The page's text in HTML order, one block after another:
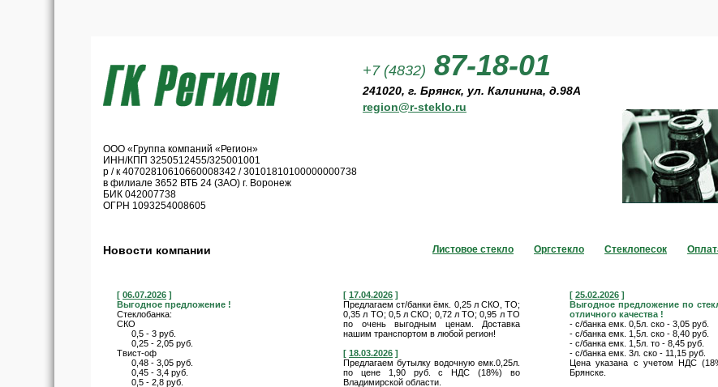
+7 (4832) 87-18-01
241020, г. Брянск, ул. Калинина, д.98А
region@r-steklo.ru
ООО «Группа компаний «Регион»
ИНН/КПП 3250512455/325001001
р / к 40702810610660008342 / 30101810100000000738
в филиале 3652 ВТБ 24 (ЗАО) г. Воронеж
БИК 042007738
ОГРН 1093254008605
Листовое стекло Оргстекло Стеклопесок
Новости компании
[ 06.07.2026 ]
Выгодное предложение !
Стеклобанка:
СКО
0,5 - 3 руб.
0,25 - 2,05 руб.
Твист-оф
0,48 - 3,05 руб.
0,45 - 3,4 руб.
0,5 - 2,8 руб.
[ 17.04.2026 ]
Предлагаем ст/банки ёмк. 0,25 л СКО, ТО;
0,35 л ТО; 0,5 л СКО; 0,72 л ТО; 0,95 л ТО
по очень выгодным ценам. Доставка
нашим транспортом в любой регион!
[ 18.03.2026 ]
Предлагаем бутылку водочную емк.0,25л.
по цене 1,90 руб. с НДС (18%) во
Владимирской области.
[ 25.02.2026 ]
Выгодное предложение по
отличного качества !
- с/банка емк. 0,5л. ско - 3,05 руб.
- с/банка емк. 1,5л. ско - 8,40 руб.
- с/банка емк. 1,5л. то - 8,45 руб.
- с/банка емк. 3л. ско - 11,15 руб.
Цена указана с учетом НДС
Брянске.